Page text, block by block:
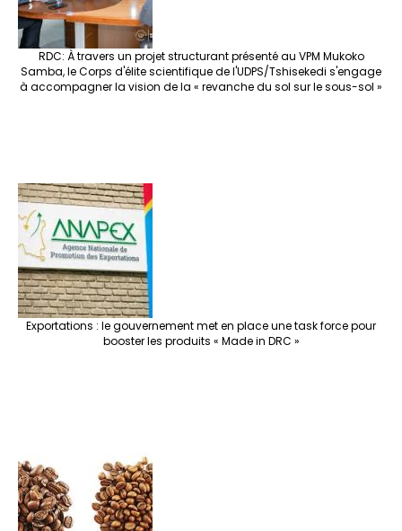
RDC: À travers un projet structurant présenté au VPM Mukoko
Samba, le Corps d'élite scientifique de l'UDPS/Tshisekedi s'engage
à accompagner la vision de la « revanche du sol sur le sous-sol »
Exportations : le gouvernement met en place une task force pour
booster les produits « Made in DRC »